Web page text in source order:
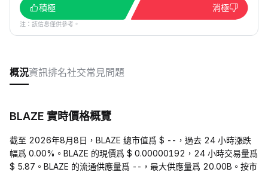
積極
消極
注：該信息僅供參考。
概況資訊排名社交常見問題
BLAZE 實時價格概覽
截至 2026年8月8日，BLAZE 總市值爲 $ --，過去 24 小時漲跌
幅爲 0.00%。BLAZE 的現價爲 $ 0.00000192，24 小時交易量爲
$ 5.87。BLAZE 的流通供應量爲 --，最大供應量爲 20.00B。按市